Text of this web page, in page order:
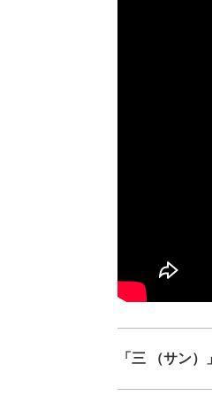
「三 （サン